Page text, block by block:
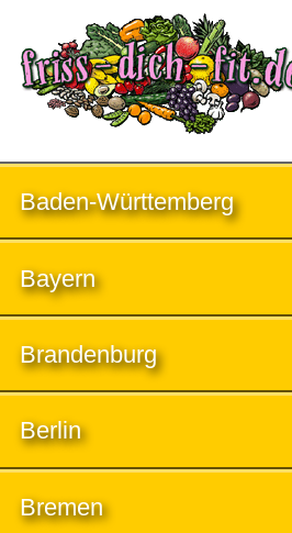
Baden-Württemberg
Bayern
Brandenburg
Berlin
Bremen